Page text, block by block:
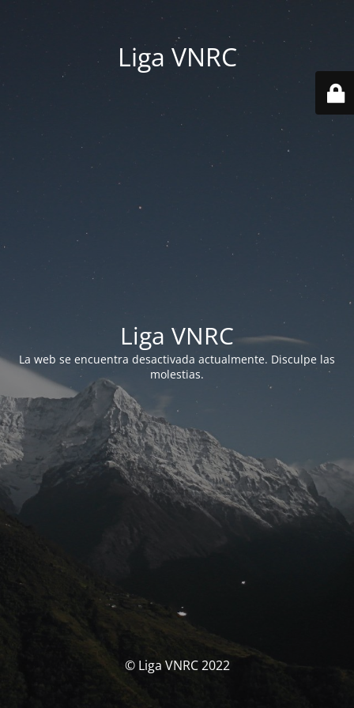
Liga VNRC
Liga VNRC
La web se encuentra desactivada actualmente. Disculpe las
molestias.
© Liga VNRC 2022